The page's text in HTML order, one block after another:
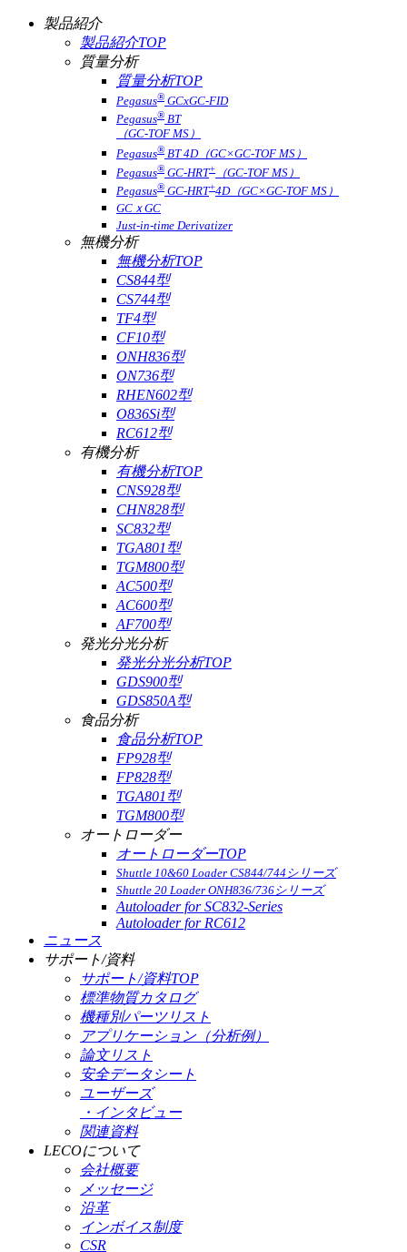
製品紹介
製品紹介TOP
質量分析
質量分析TOP
Pegasus® GCxGC-FID
Pegasus® BT
（GC-TOF MS）
Pegasus® BT 4D（GC×GC-TOF MS）
Pegasus® GC-HRT+
（GC-TOF MS）
Pegasus® GC-HRT+4D（GC×GC-TOF MS）
GCｘGC
Just-in-time Derivatizer
無機分析
無機分析TOP
CS844型
CS744型
TF4型
CF10型
ONH836型
ON736型
RHEN602型
O836Si型
RC612型
有機分析
有機分析TOP
CNS928型
CHN828型
SC832型
TGA801型
TGM800型
AC500型
AC600型
AF700型
発光分光分析
発光分光分析TOP
GDS900型
GDS850A型
食品分析
食品分析TOP
FP928型
FP828型
TGA801型
TGM800型
オートローダー
オートローダーTOP
Shuttle 10&60 Loader CS844/744シリーズ
Shuttle 20 Loader ONH836/736シリーズ
Autoloader for SC832-Series
Autoloader for RC612
ニュース
サポート/資料
サポート/資料TOP
標準物質カタログ
機種別パーツリスト
アプリケーション（分析例）
論文リスト
安全データシート
ユーザーズ
・インタビュー
関連資料
LECOについて
会社概要
メッセージ
沿革
インボイス制度
CSR